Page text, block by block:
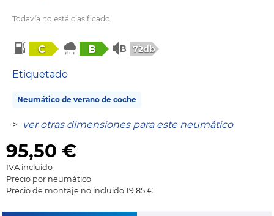
Todavía no está clasificado
C B 72db
Etiquetado
Neumático de verano de coche
> ver otras dimensiones para este neumático
95,50 €
IVA incluido
Precio por neumático
Precio de montaje no incluido 19,85 €